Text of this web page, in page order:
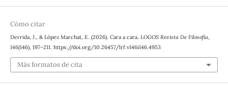
Cómo citar
Derrida, J., & López Marchat, E. (2026). Cara a cara. LOGOS Revista De Filosofía,
146(146), 197–211. https://doi.org/10.26457/lrf.v146i146.4953
Más formatos de cita